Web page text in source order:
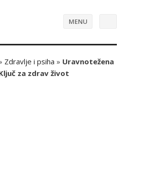
MENU
Zdravlje i psiha » Uravnotežena
za zdrav život